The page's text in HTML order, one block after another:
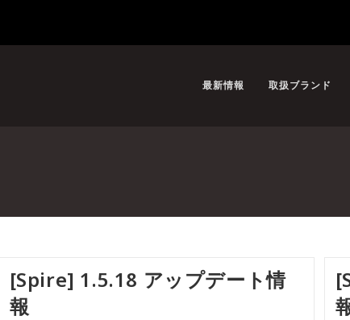
最新情報 取扱ブランド
[Spire] 1.5.18 アップデート情
報